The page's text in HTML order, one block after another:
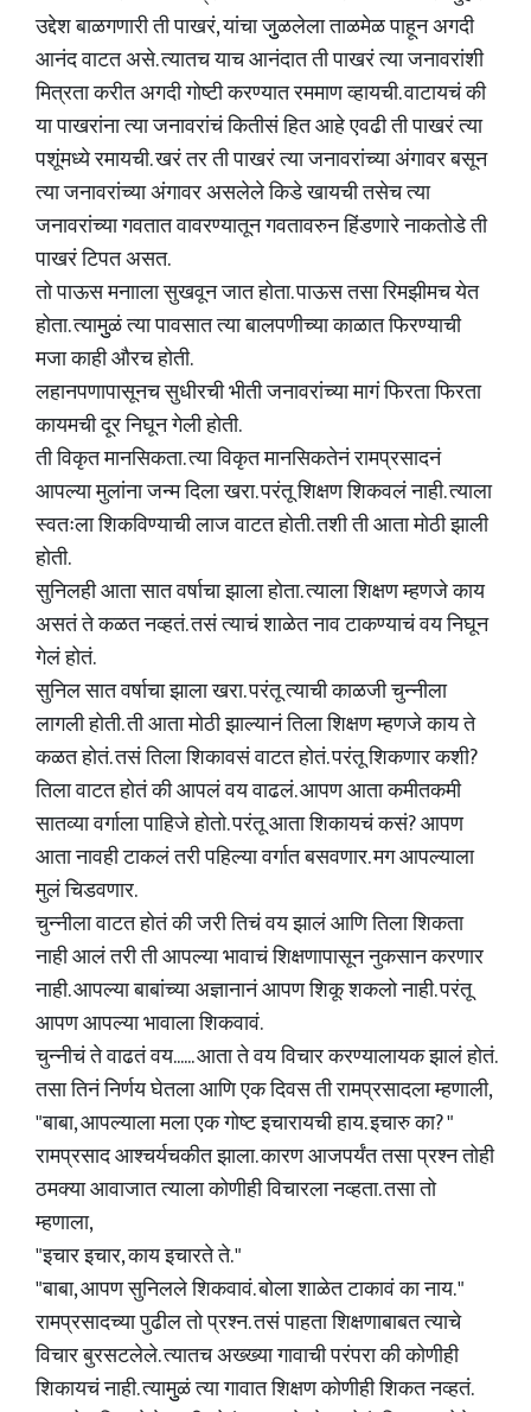
उद्देश बाळगणारी ती पाखरं, यांचा जुुळलेला ताळमेळ पाहून अगदी
आनंद वाटत असे. त्यातच याच आनंदात ती पाखरं त्या जनावरांशी
मित्रता करीत अगदी गोष्टी करण्यात रममाण व्हायची. वाटायचं की
या पाखरांना त्या जनावरांचं कितीसं हित आहे एवढी ती पाखरं त्या
पशूंमध्ये रमायची. खरं तर ती पाखरं त्या जनावरांच्या अंगावर बसून
त्या जनावरांच्या अंगावर असलेले किडे खायची तसेच त्या
जनावरांच्या गवतात वावरण्यातून गवतावरुन हिंडणारे नाकतोडे ती
पाखरं टिपत असत.
तो पाऊस मनााला सुखवून जात होता. पाऊस तसा रिमझीमच येत
होता. त्यामुुळं त्या पावसात त्या बालपणीच्या काळात फिरण्याची
मजा काही औरच होती.
लहानपणापासूनच सुधीरची भीती जनावरांच्या मागं फिरता फिरता
कायमची दूर निघून गेली होती.
ती विकृत मानसिकता. त्या विकृत मानसिकतेनं रामप्रसादनं
आपल्या मुलांना जन्म दिला खरा. परंतू शिक्षण शिकवलं नाही. त्याला
स्वतःला शिकविण्याची लाज वाटत होती. तशी ती आता मोठी झाली
होती.
सुनिलही आता सात वर्षाचा झाला होता. त्याला शिक्षण म्हणजे काय
असतं ते कळत नव्हतं. तसं त्याचं शाळेत नाव टाकण्याचं वय निघून
गेलं होतं.
सुनिल सात वर्षाचा झाला खरा. परंतू त्याची काळजी चुन्नीला
लागली होती. ती आता मोठी झाल्यानं तिला शिक्षण म्हणजे काय ते
कळत होतं. तसं तिला शिकावसं वाटत होतं. परंतू शिकणार कशी?
तिला वाटत होतं की आपलं वय वाढलं. आपण आता कमीतकमी
सातव्या वर्गाला पाहिजे होतो. परंतू आता शिकायचं कसं? आपण
आता नावही टाकलं तरी पहिल्या वर्गात बसवणार. मग आपल्याला
मुलं चिडवणार.
चुन्नीला वाटत होतं की जरी तिचं वय झालं आणि तिला शिकता
नाही आलं तरी ती आपल्या भावाचं शिक्षणापासून नुकसान करणार
नाही. आपल्या बाबांच्या अज्ञानानं आपण शिकू शकलो नाही. परंतू
आपण आपल्या भावाला शिकवावं.
चुन्नीचं ते वाढतं वय...... आता ते वय विचार करण्यालायक झालं होतं.
तसा तिनं निर्णय घेतला आणि एक दिवस ती रामप्रसादला म्हणाली,
"बाबा, आपल्याला मला एक गोष्ट इचारायची हाय. इचारु का? "
रामप्रसाद आश्चर्यचकीत झाला. कारण आजपर्यंत तसा प्रश्न तोही
ठमक्या आवाजात त्याला कोणीही विचारला नव्हता. तसा तो
म्हणाला,
"इचार इचार, काय इचारते ते. "
"बाबा, आपण सुनिलले शिकवावं. बोला शाळेत टाकावं का नाय. "
रामप्रसादच्या पुढील तो प्रश्न. तसं पाहता शिक्षणाबाबत त्याचे
विचार बुरसटलेले. त्यातच अख्ख्या गावाची परंपरा की कोणीही
शिकायचं नाही. त्यामुुळं त्या गावात शिक्षण कोणीही शिकत नव्हतं.